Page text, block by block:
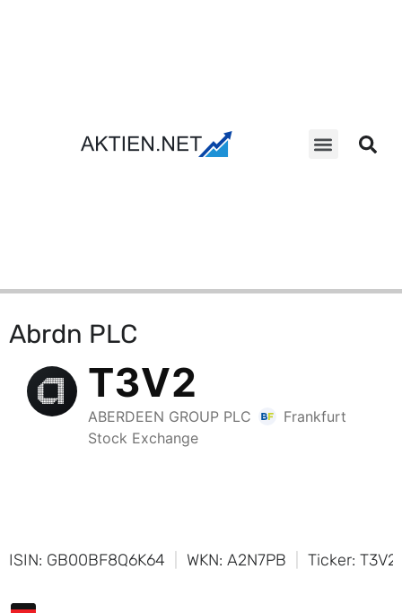
Abrdn PLC
ISIN: GB00BF8Q6K64 WKN: A2N7PB Ticker: T3V2